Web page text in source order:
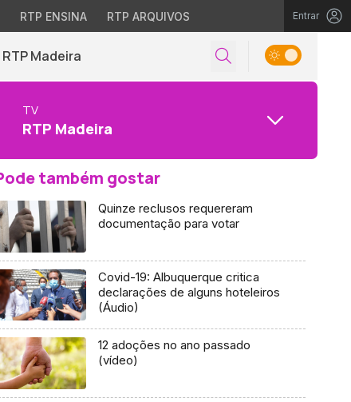
RTP ENSINA RTP ARQUIVOS Entrar
RTP Madeira
TV
RTP Madeira
também gostar
Quinze reclusos requereram
documentação para votar
Covid-19: Albuquerque critica
declarações de alguns hoteleiros
(Áudio)
12 adoções no ano passado
(vídeo)